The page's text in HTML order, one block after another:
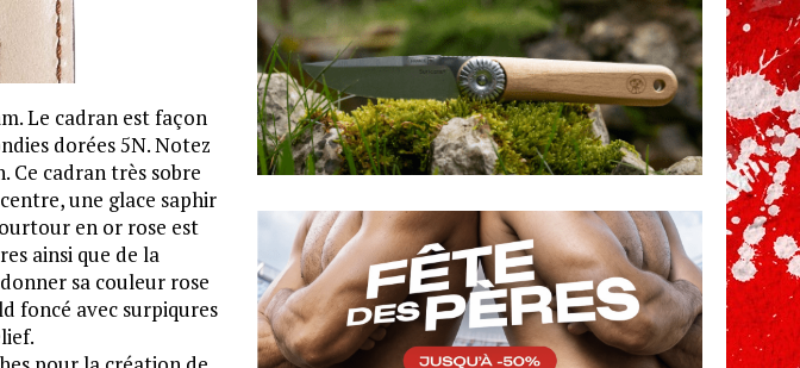
Le cadran est façon
dorées 5N. Notez
Ce cadran très sobre
une glace saphir
en or rose est
ainsi que de la
sa couleur rose
foncé avec surpiqures